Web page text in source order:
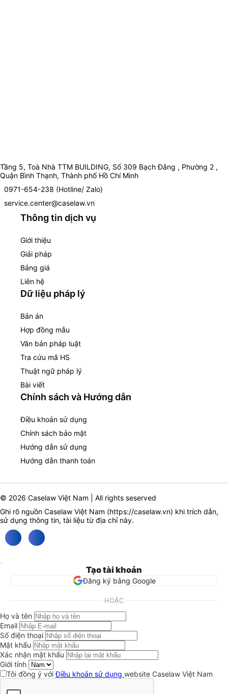
Tầng 5, Toà Nhà TTM BUILDING, Số 309 Bạch Đằng , Phường 2 ,
Quận Bình Thạnh, Thành phố Hồ Chí Minh
0971-654-238 (Hotline/ Zalo)
service.center@caselaw.vn
Thông tin dịch vụ
Giới thiệu
Giải pháp
Bảng giá
Liên hệ
Dữ liệu pháp lý
Bản án
Hợp đồng mẫu
Văn bản pháp luật
Tra cứu mã HS
Thuật ngữ pháp lý
Bài viết
Chính sách và Hướng dẫn
Điều khoản sử dụng
Chính sách bảo mật
Hướng dẫn sử dụng
Hướng dẫn thanh toán
© 2026 Caselaw Việt Nam | All rights seserved
Ghi rõ nguồn Caselaw Việt Nam (https://caselaw.vn) khi trích dẫn,
sử dụng thông tin, tài liệu từ địa chỉ này.
Tạo tài khoản
Đăng ký bằng Google
HOẶC
Họ và tên
Email
Số điện thoại
Mật khẩu
Xác nhận mật khẩu
Giới tính
Tôi đồng ý vớiĐiều khoản sử dụng website Caselaw Việt Nam